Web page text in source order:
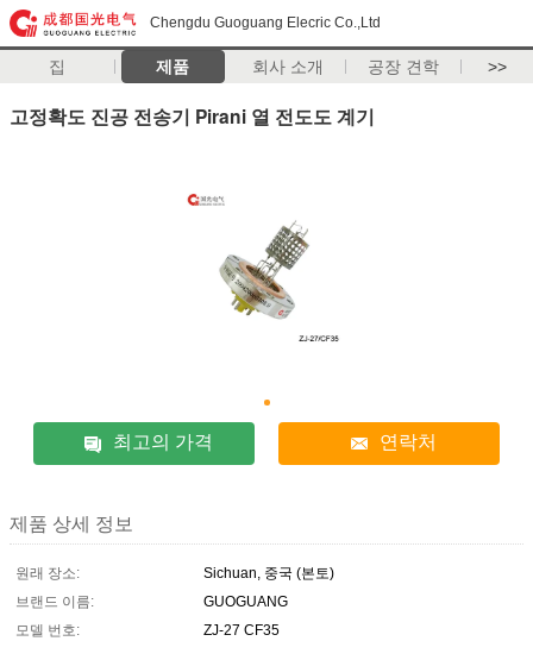
Chengdu Guoguang Elecric Co.,Ltd
집 제품 회사 소개 공장 견학 >>
고정확도 진공 전송기 Pirani 열 전도도 계기
최고의 가격 연락처
제품 상세 정보
원래 장소:
Sichuan, 중국 (본토)
브랜드 이름:
GUOGUANG
모델 번호:
ZJ-27 CF35